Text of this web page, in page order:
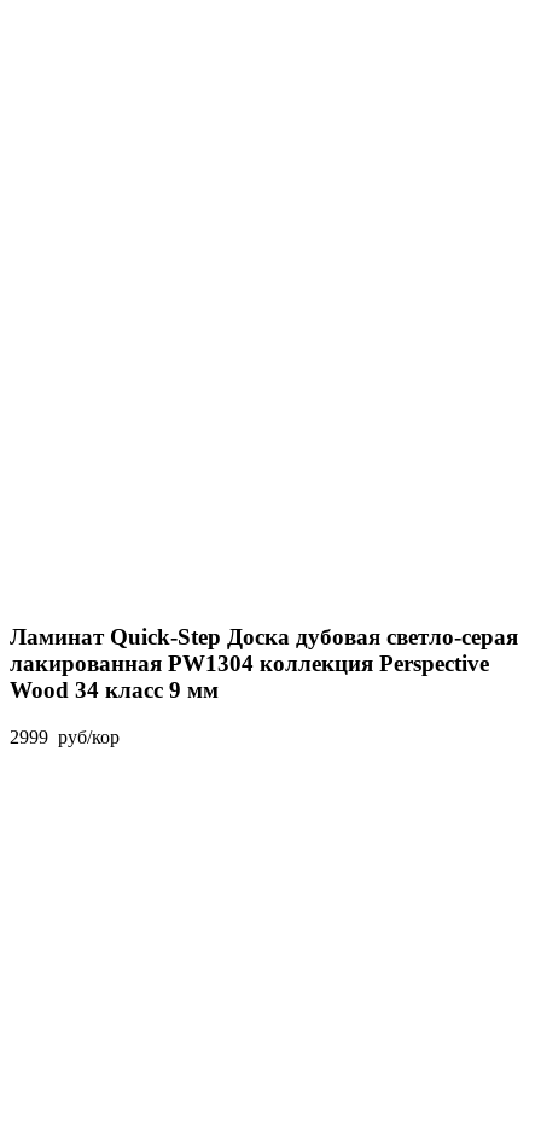
Ламинат Quick-Step Доска дубовая светло-серая
лакированная PW1304 коллекция Perspective
Wood 34 класс 9 мм
2999 руб/кор